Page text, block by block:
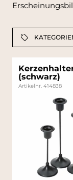
(schwarz)
Artikelnr. 414838